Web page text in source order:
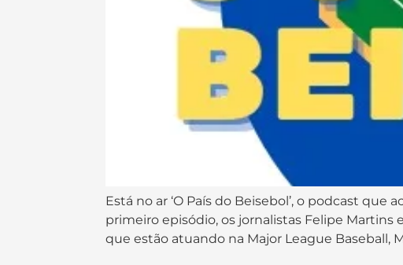
Está no ar ‘O País do Beisebol’, o podcast
primeiro episódio, os jornalistas Felipe Martins
que estão atuando na Major League Baseball,